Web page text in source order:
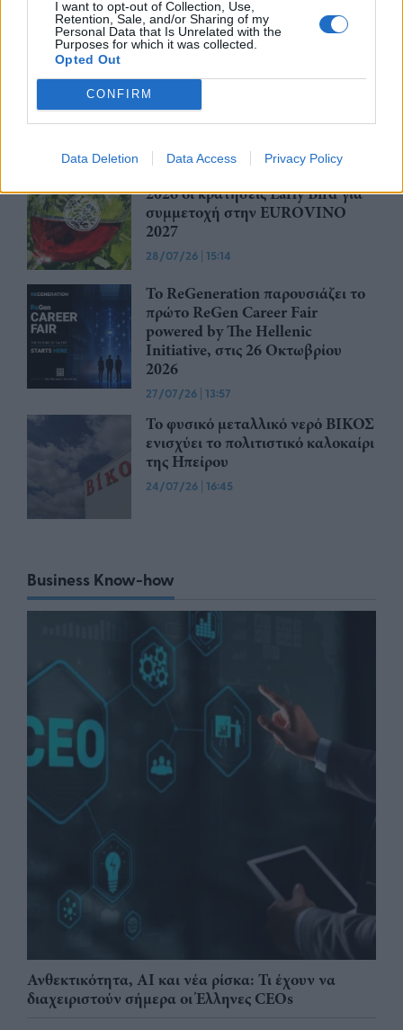
I want to opt-out of Collection, Use,
Retention, Sale, and/or Sharing of my
Personal Data that Is Unrelated with the
Purposes for which it was collected.
Opted Out
CONFIRM
Data Deletion Data Access Privacy Policy
29/07/26|15:21
το ΣΠΑΡΤΑΘΛΟΝ
29/07/26
2026 οι κρατήσεις Early Bird για
συμμετοχή στην EUROVINO
2027
28/07/26 | 15:14
Το ReGeneration παρουσιάζει το
πρώτο ReGen Career Fair
powered by The Hellenic
Initiative, στις 26 Οκτωβρίου
2026
27/07/26 | 13:57
Το φυσικό μεταλλικό νερό ΒΙΚΟΣ
ενισχύει το πολιτιστικό καλοκαίρι
της Ηπείρου
24/07/26 | 16:45
Business Know-how
Ανθεκτικότητα, AI και νέα ρίσκα: Τι έχουν να
διαχειριστούν σήμερα οι Έλληνες CEOs